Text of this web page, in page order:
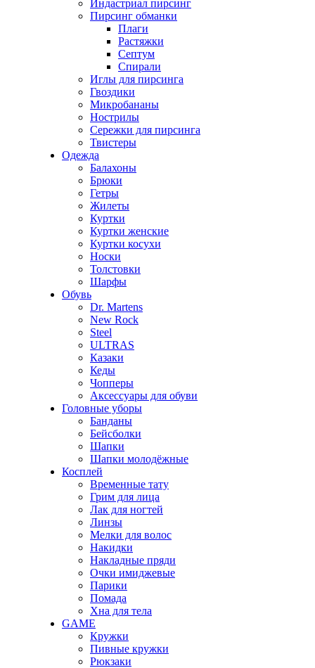
Индастриал пирсинг
Пирсинг обманки
Плаги
Растяжки
Септум
Спирали
Иглы для пирсинга
Гвоздики
Микробананы
Нострилы
Сережки для пирсинга
Твистеры
Одежда
Балахоны
Брюки
Гетры
Жилеты
Куртки
Куртки женские
Куртки косухи
Носки
Толстовки
Шарфы
Обувь
Dr. Martens
New Rock
Steel
ULTRAS
Казаки
Кеды
Чопперы
Аксессуары для обуви
Головные уборы
Банданы
Бейсболки
Шапки
Шапки молодёжные
Косплей
Временные тату
Грим для лица
Лак для ногтей
Линзы
Мелки для волос
Накидки
Накладные пряди
Очки имиджевые
Парики
Помада
Хна для тела
GAME
Кружки
Пивные кружки
Рюкзаки